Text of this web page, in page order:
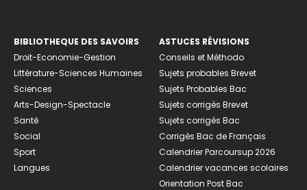
BIBLIOTHEQUE DES SAVOIRS
Droit-Economie-Gestion
Littérature-Sciences Humaines
Sciences
Arts-Design-Spectacle
Santé
Social
Sport
Langues
ASTUCES RÉVISIONS
Conseils et Méthodo
Sujets probables Brevet
Sujets Probables Bac
Sujets corrigés Brevet
Sujets corrigés Bac
Corrigés Bac de Français
Calendrier Parcoursup 2026
Calendrier vacances scolaires
Orientation Post Bac